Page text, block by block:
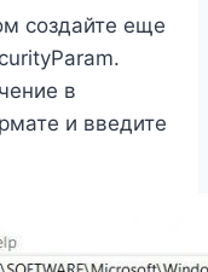
создайте еще
в
и введите